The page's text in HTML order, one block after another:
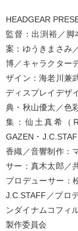
HEADGEAR
監督：出渕裕／脚
案：ゆうきまさみ
博／キャラクター
ザイン：海老川兼
ディスプレイデザ
典・秋山優太／色
集：仙土真希（
GAZEN・
香織／音響制作：
サー：真木太郎／
プロデューサー：
J.C.STAFF／プロ
ンダイナムコフィ
製作委員会